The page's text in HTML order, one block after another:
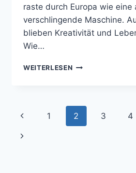
raste durch Europa wie eine
verschlingende Maschine.
blieben Kreativität und
Wie…
WEITERLESEN ZWISCHEN
–
DIE
ARTS
Seitennavigation
Vorherige
Seite
1 2 3 4
Nächste